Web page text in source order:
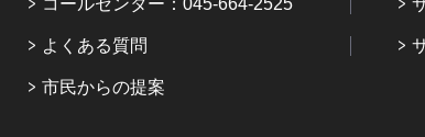
コールセンター：045-664-2525
よくある質問
市民からの提案